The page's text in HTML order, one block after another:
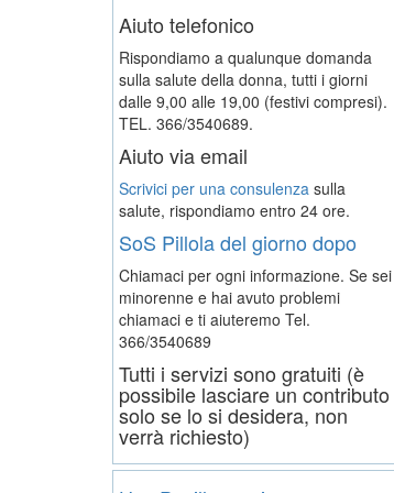
Aiuto telefonico
Rispondiamo a qualunque domanda
sulla salute della donna, tutti i giorni
dalle 9,00 alle 19,00 (festivi compresi).
TEL. 366/3540689.
Aiuto via email
Scrivici per una consulenza sulla
salute, rispondiamo entro 24 ore.
SoS Pillola del giorno dopo
Chiamaci per ogni informazione. Se sei
minorenne e hai avuto problemi
chiamaci e ti aiuteremo Tel.
366/3540689
Tutti i servizi sono gratuiti (è
possibile lasciare un contributo
solo se lo si desidera, non
verrà richiesto)